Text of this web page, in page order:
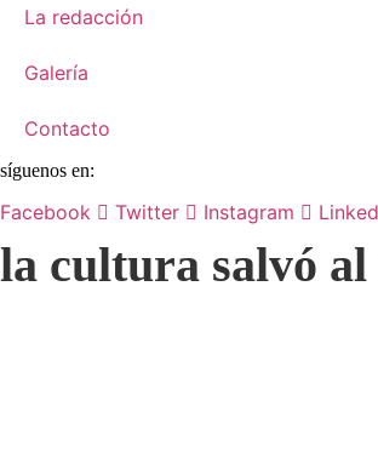
La redacción
Galería
Contacto
síguenos en:
Facebook Twitter Instagram
la cultura salvó al